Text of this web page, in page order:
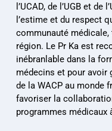
l’UCAD, de l’UGB et
l’estime et du respect
communauté médicale,
région. Le Pr Ka est
inébranlable dans la
médecins et pour avoir
de la WACP au monde
favoriser la
programmes médicaux